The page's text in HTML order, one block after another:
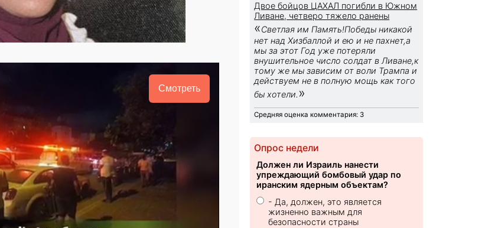
Смотреть
Двое бойцов ЦАХАЛ погибли в Южном
Ливане, четверо тяжело ранены
«Светлая им Память!Победы никакой
нет над Хизбаллой и ею и не пахнет,а
мы за этот Год уже потеряли
внушительное число солдат в Ливане,к
тому же мы зависим от воли Трампа и
действуем не в полную мощь как того
бы хотели. »
Средняя оценка комментария: 3
Опрос недели
Должен ли Израиль нанести
упреждающий бомбовый удар по
иранским ядерным объектам?
- Да, должен, это является
жизненно важным для
безопасности страны